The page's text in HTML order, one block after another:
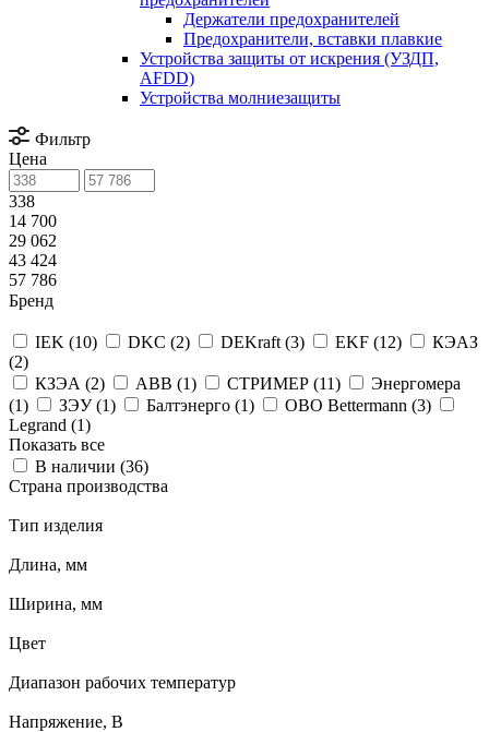
Держатели предохранителей
Предохранители, вставки плавкие
Устройства защиты от искрения (УЗДП,
AFDD)
Устройства молниезащиты
Фильтр
Цена
338
14 700
29 062
43 424
57 786
Бренд
IEK (10) DKC (2) DEKraft (3) EKF (12)
КЭАЗ
(2)
КЗЭА (2) ABB (1) СТРИМЕР (11)
Энергомера
(1) ЗЭУ (1) Балтэнерго (1) OBO Bettermann (3)
Legrand (1)
Показать все
В наличии (36)
Страна производства
Тип изделия
Длина, мм
Ширина, мм
Цвет
Диапазон рабочих температур
Напряжение, В